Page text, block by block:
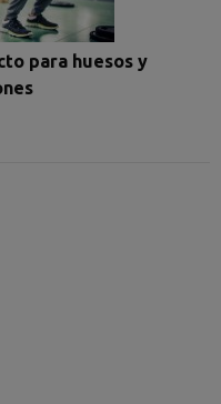
para huesos y